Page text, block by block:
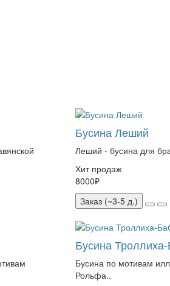
Бусина Леший
Леший - бусина для
Хит продаж
8000₽
Заказ (~3-5 д.)
Бусина
Бусина по мотивам
Рольфа..